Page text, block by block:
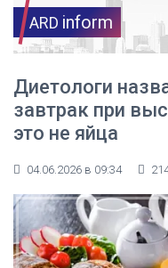
ARD inform
Диетологи
завтрак при
это не яйца
04.06.2026 в 09:34